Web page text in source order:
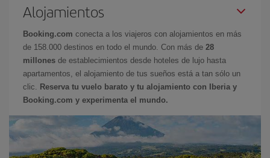
Alojamientos
Booking.com conecta a los viajeros con alojamientos en más
de 158.000 destinos en todo el mundo. Con más de 28
millones de establecimientos desde hoteles de lujo hasta
apartamentos, el alojamiento de tus sueños está a tan sólo un
clic.
Reserva tu vuelo barato y tu alojamiento con Iberia y
Booking.com y experimenta el mundo.